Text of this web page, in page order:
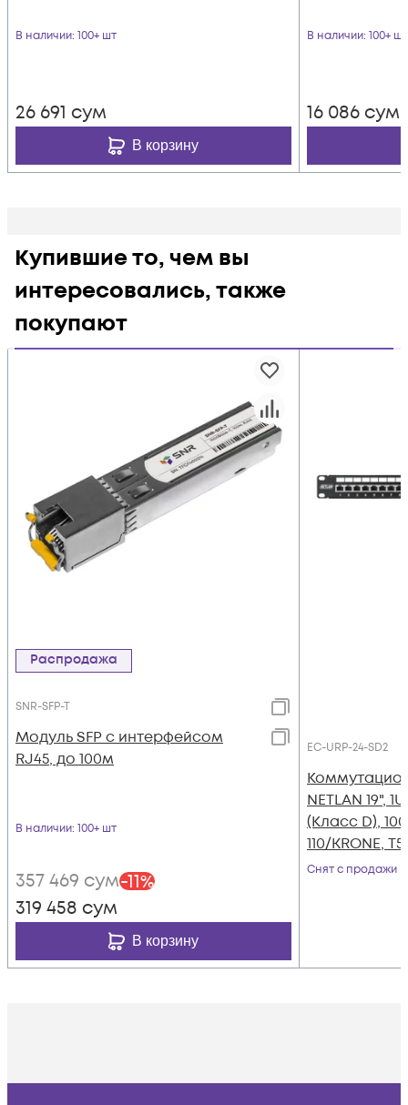
В наличии: 100+ шт
26 691 сум
В корзину
В наличии: 100+ шт
16 086 сум
Купившие то, чем вы
интересовались, также
покупают
Распродажа
SNR-SFP-T
Модуль SFP с интерфейсом
RJ45, до 100м
В наличии: 100+ шт
357 469 сум-11%
319 458 сум
В корзину
EC-URP-24-SD2
NETLAN 19",
(Класс D),
110/KRONE,
Снят с продажи